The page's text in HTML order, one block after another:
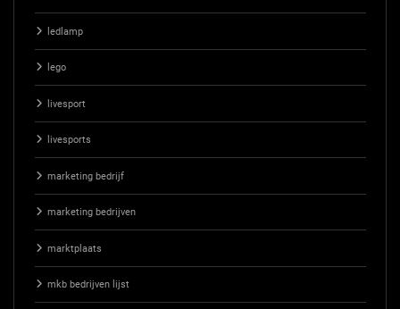
ledlamp
lego
livesport
livesports
marketing bedrijf
marketing bedrijven
marktplaats
mkb bedrijven lijst